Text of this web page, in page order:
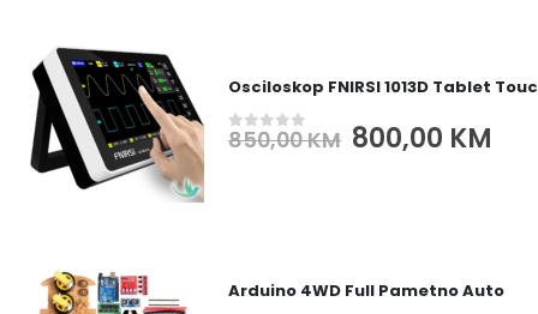
Osciloskop FNIRSI 1013D Tablet
0out of 5
850,00KM Original
price
800,00 KM
Arduino 4WD Full Pametno Auto